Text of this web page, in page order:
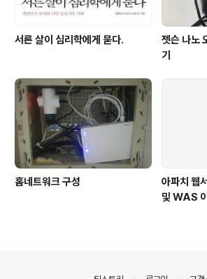
서른 살이 심리학에게 묻다.
젯슨 나노
기
홈네트워크 구성
아파치 웹
및 WAS